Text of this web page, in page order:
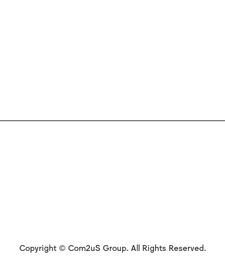
Copyright © Com2uS Group. All Rights Reserved.